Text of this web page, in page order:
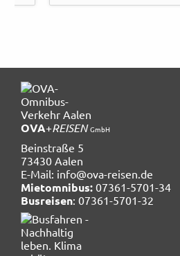
OVA+REISEN GmbH
Beinstraße 5
73430 Aalen
E-Mail: info@ova-reisen.de
Mietomnibus: 07361-5701-34
Busreisen: 07361-5701-32